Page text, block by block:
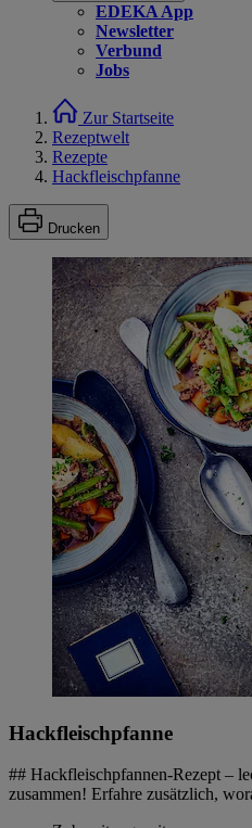
EDEKA App
Newsletter
Verbund
Jobs
Zur Startseite
Rezeptwelt
Rezepte
Hackfleischpfanne
Drucken
Hackfleischpfanne
## Hackfleischpfannen-Rezept –
zusammen! Erfahre zusätzlich,